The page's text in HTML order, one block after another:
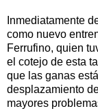
Inmediatamente
como nuevo
Ferrufino, quien
el cotejo de esta
que las ganas
desplazamiento
mayores